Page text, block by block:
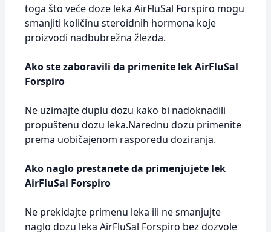
toga što veće doze leka AirFluSal Forspiro mogu
smanjiti količinu steroidnih hormona koje
proizvodi nadbubrežna žlezda.
Ako ste zaboravili da primenite lek AirFluSal
Forspiro
Ne uzimajte duplu dozu kako bi nadoknadili
propuštenu dozu leka.Narednu dozu primenite
prema uobičajenom rasporedu doziranja.
Ako naglo prestanete da primenjujete lek
AirFluSal Forspiro
Ne prekidajte primenu leka ili ne smanjujte
naglo dozu leka AirFluSal Forspiro bez dozvole